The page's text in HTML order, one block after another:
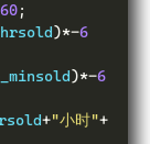
60;
)*-6
)*-6
+"小时"+